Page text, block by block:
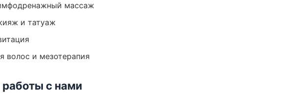
массаж
и татуаж
волос и мезотерапия
с нами